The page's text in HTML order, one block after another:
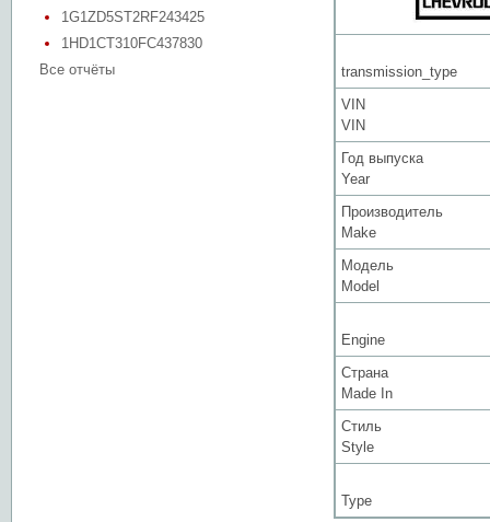
1G1ZD5ST2RF243425
1HD1CT310FC437830
Все отчёты
transmission_type
VIN
VIN
Год выпуска
Year
Производитель
Make
Модель
Model
Engine
Страна
Made In
Стиль
Style
Type